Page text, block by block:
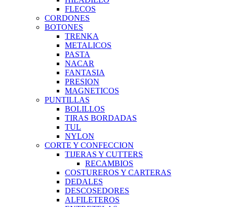
FLECOS
CORDONES
BOTONES
TRENKA
METALICOS
PASTA
NACAR
FANTASIA
PRESION
MAGNETICOS
PUNTILLAS
BOLILLOS
TIRAS BORDADAS
TUL
NYLON
CORTE Y CONFECCION
TIJERAS Y CUTTERS
RECAMBIOS
COSTUREROS Y CARTERAS
DEDALES
DESCOSEDORES
ALFILETEROS